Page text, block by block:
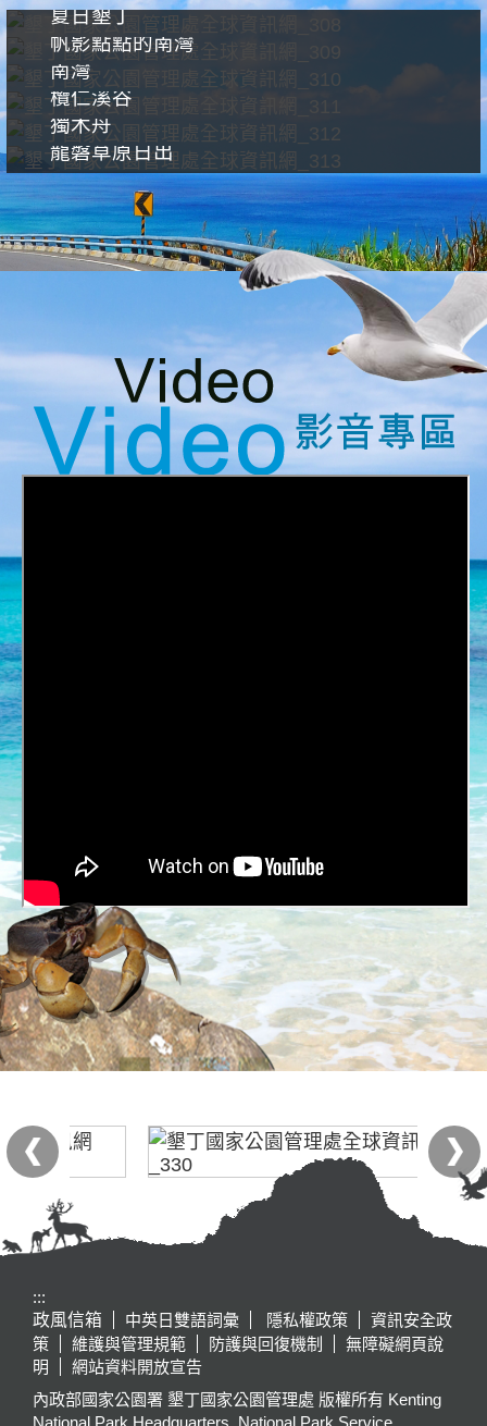
夏日墾丁
帆影點點的南灣
南灣
欖仁溪谷
獨木舟
龍磐草原日出
:::
政風信箱
中英日雙語詞彙 隱私權政策
資訊安全政
策
維護與管理規範 防護與回復機制
無障礙網頁說
明
網站資料開放宣告
內政部國家公園署 墾丁國家公園管理處 版權所有 Kenting
National Park Headquarters, National Park Service,